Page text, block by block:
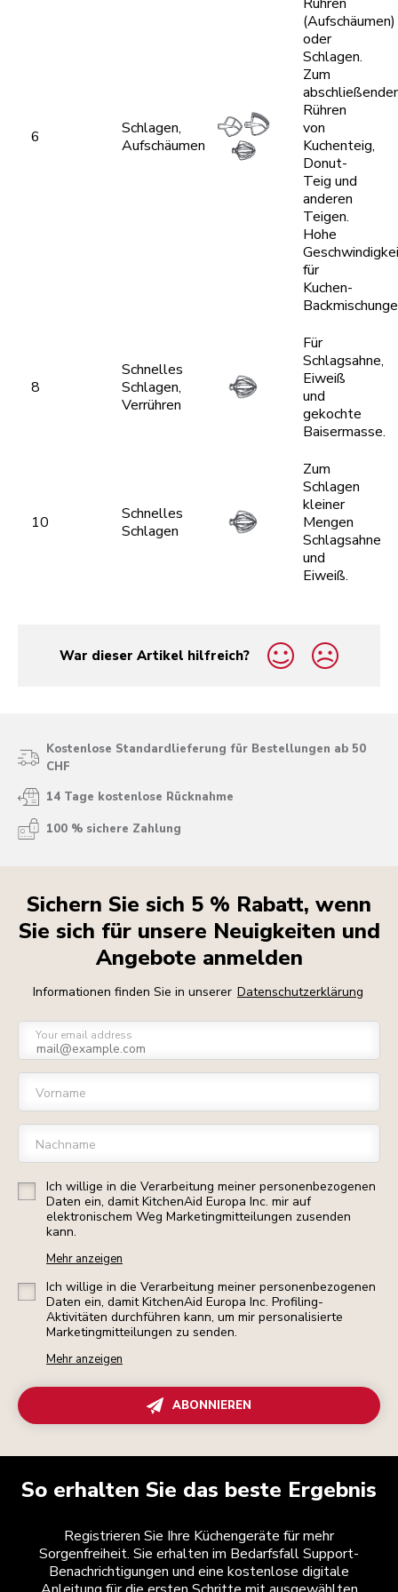
6
Schlagen,
Aufschäumen
(Aufschäumen)
oder
Schlagen.
Zum
Rühren
von
Kuchenteig,
Donut-
Teig und
anderen
Teigen.
Hohe
für
Kuchen-
8
Schnelles
Schlagen,
Verrühren
Für
Schlagsahne,
Eiweiß
und
gekochte
Baisermasse.
10
Schnelles
Schlagen
Zum
Schlagen
kleiner
Mengen
Schlagsahne
und
Eiweiß.
War dieser Artikel hilfreich?
yes
no
Kostenlose Standardlieferung für Bestellungen ab 50
CHF
14 Tage kostenlose Rücknahme
100 % sichere Zahlung
Sichern Sie sich 5 % Rabatt, wenn
Sie sich für unsere Neuigkeiten und
Angebote anmelden
Informationen finden Sie in unserer Datenschutzerklärung
Your email address
Vorname
Nachname
Ich willige in die Verarbeitung meiner personenbezogenen
Daten ein, damit KitchenAid Europa Inc. mir auf
elektronischem Weg Marketingmitteilungen zusenden
kann.
Mehr anzeigen
Ich willige in die Verarbeitung meiner personenbezogenen
Daten ein, damit KitchenAid Europa Inc. Profiling-
Aktivitäten durchführen kann, um mir personalisierte
Marketingmitteilungen zu senden.
Mehr anzeigen
ABONNIEREN
So erhalten Sie das beste Ergebnis
Registrieren Sie Ihre Küchengeräte für mehr
Sorgenfreiheit. Sie erhalten im Bedarfsfall Support-
Benachrichtigungen und eine kostenlose digitale